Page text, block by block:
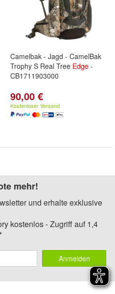
Camelbak - Jagd - CamelBak
Trophy S Real Tree Edge -
CB1711903000
90,00 €
Kostenloser Versand
mehr!
und erhalte exklusive
kostenlos - Zugriff auf 1,4
Anmelden